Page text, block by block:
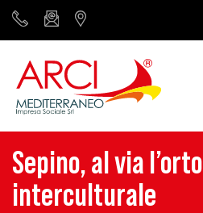
Sepino, al via l’orto
interculturale